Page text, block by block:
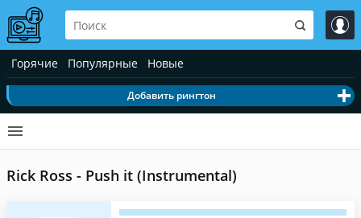
Горячие Популярные Новые
Добавить рингтон
Rick Ross - Push it (Instrumental)